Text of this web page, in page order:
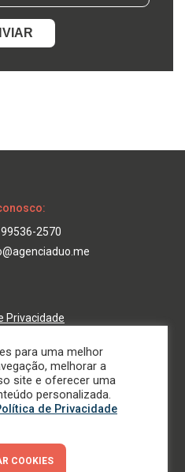
2570
Privacidade
para uma melhor
melhorar a
site e oferecer uma
personalizada.
de Privacidade
COOKIES